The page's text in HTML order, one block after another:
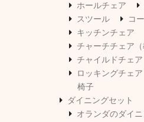
ホールチェア
スツール
コ
キッチンチェア
チャーチチェア（
チャイルドチェア
ロッキングチェ
椅子
ダイニングセット
オランダのダイ